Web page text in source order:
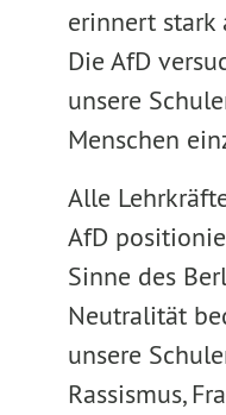
erinnert stark
Die AfD
unsere
Menschen
Alle
AfD
Sinne des
Neutralität
unsere
Rassismus,